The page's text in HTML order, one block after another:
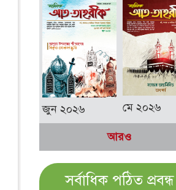
জুন ২০২৬ মে ২০২৬
আরও
সর্বাধিক পঠিত প্রবন্ধ